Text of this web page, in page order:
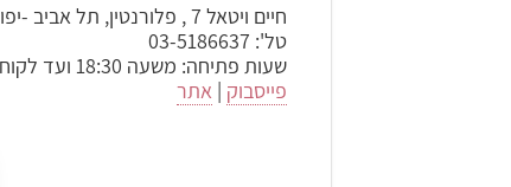
חיים ויטאל 7 , פלורנטין , תל אביב -יפו
טל': 03-5186637
שעות פתיחה: משעה 18:30 ועד לקוח אחרון
פייסבוק | אתר